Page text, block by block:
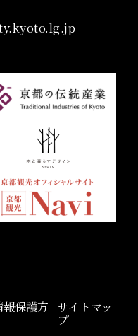
報保護方 サイトマッ
プ